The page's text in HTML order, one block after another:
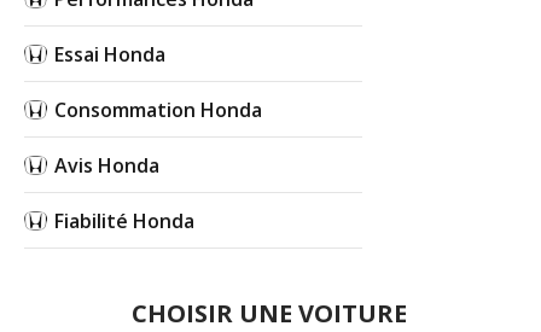
Essai Honda
Consommation Honda
Avis Honda
Fiabilité Honda
CHOISIR UNE VOITURE